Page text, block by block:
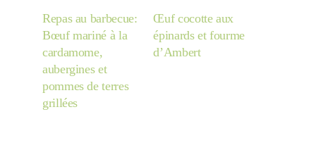
Repas au barbecue:
Bœuf mariné à la
cardamome,
aubergines et
pommes de terres
grillées
Œuf cocotte aux
épinards et fourme
d’Ambert